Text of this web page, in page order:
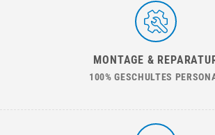
MONTAGE &
100% GESCHULTES